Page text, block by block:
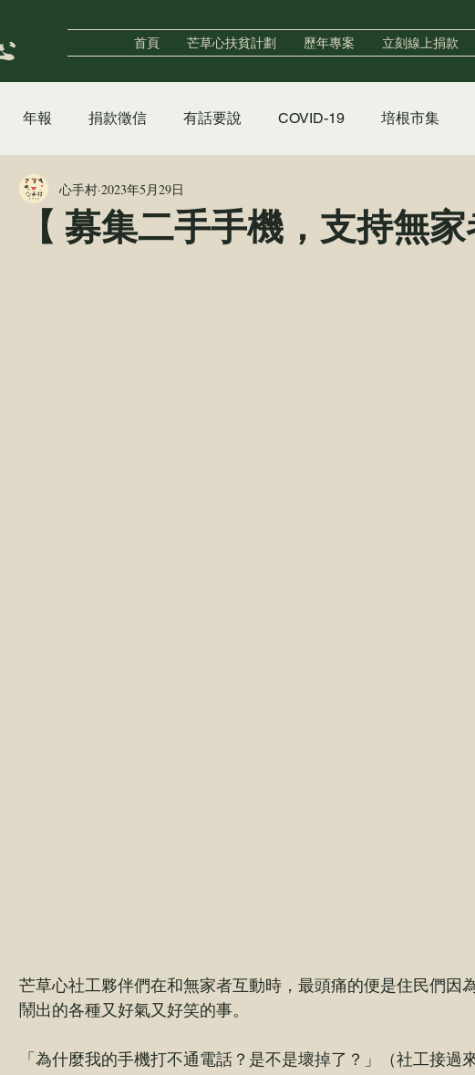
首頁 芒草心扶貧計劃 歷年專案 立刻線上捐款
年報 捐款徵信 有話要說 COVID-19 培根市集
援中心 女性據點
【 募集二手手機，支持無家
心手村 2023年5月29日
芒草心社工夥伴們在和無家者互動時，最頭痛的便是住民們因
鬧出的各種又好氣又好笑的事。
「為什麼我的手機打不通電話？是不是壞掉了？」（社工接過